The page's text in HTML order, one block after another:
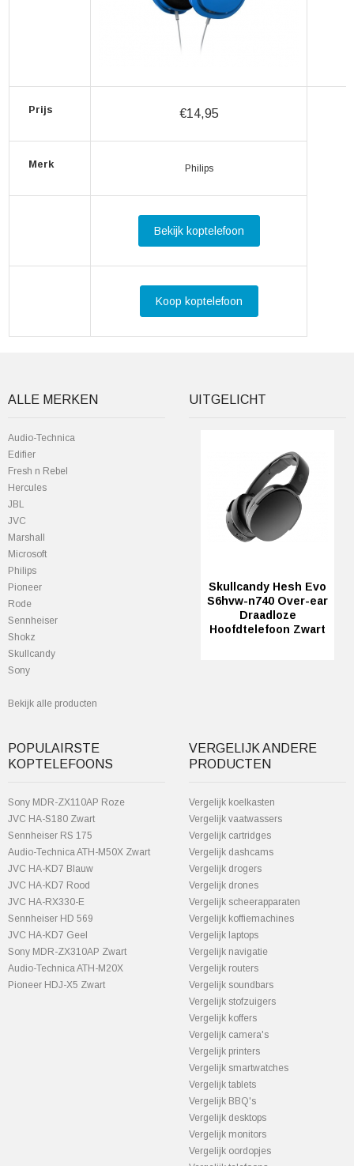
Prijs €14,95
Merk Philips
Bekijk koptelefoon
Koop koptelefoon
ALLE MERKEN
Audio-Technica
Edifier
Fresh n Rebel
Hercules
JBL
JVC
Marshall
Microsoft
Philips
Pioneer
Rode
Sennheiser
Shokz
Skullcandy
Sony
Bekijk alle producten
UITGELICHT
Skullcandy Hesh Evo
S6hvw-n740 Over-ear
Draadloze
Hoofdtelefoon Zwart
POPULAIRSTE
KOPTELEFOONS
Sony MDR-ZX110AP Roze
JVC HA-S180 Zwart
Sennheiser RS 175
Audio-Technica ATH-M50X Zwart
JVC HA-KD7 Blauw
JVC HA-KD7 Rood
JVC HA-RX330-E
Sennheiser HD 569
JVC HA-KD7 Geel
Sony MDR-ZX310AP Zwart
Audio-Technica ATH-M20X
Pioneer HDJ-X5 Zwart
VERGELIJK ANDERE
PRODUCTEN
Vergelijk koelkasten
Vergelijk vaatwassers
Vergelijk cartridges
Vergelijk dashcams
Vergelijk drogers
Vergelijk drones
Vergelijk scheerapparaten
Vergelijk koffiemachines
Vergelijk laptops
Vergelijk navigatie
Vergelijk routers
Vergelijk soundbars
Vergelijk stofzuigers
Vergelijk koffers
Vergelijk camera's
Vergelijk printers
Vergelijk smartwatches
Vergelijk tablets
Vergelijk BBQ's
Vergelijk desktops
Vergelijk monitors
Vergelijk oordopjes